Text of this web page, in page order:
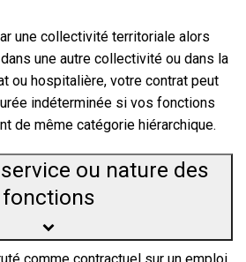
une collectivité territoriale alors
dans une autre collectivité ou dans la
ou hospitalière, votre contrat peut
indéterminée si vos fonctions
de même catégorie hiérarchique.
ou nature des
fonctions